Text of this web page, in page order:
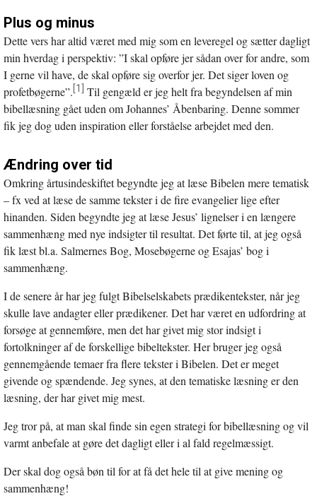
Plus og minus
Dette vers har altid været med mig som en leveregel og sætter dagligt
min hverdag i perspektiv: ”I skal opføre jer sådan over for andre, som
I gerne vil have, de skal opføre sig overfor jer. Det siger loven og
profetbøgerne”.[1] Til gengæld er jeg helt fra begyndelsen af min
bibellæsning gået uden om Johannes’ Åbenbaring. Denne sommer
fik jeg dog uden inspiration eller forståelse arbejdet med den.
Ændring over tid
Omkring årtusindeskiftet begyndte jeg at læse Bibelen mere tematisk
– fx ved at læse de samme tekster i de fire evangelier lige efter
hinanden. Siden begyndte jeg at læse Jesus’ lignelser i en længere
sammenhæng med nye indsigter til resultat. Det førte til, at jeg også
fik læst bl.a. Salmernes Bog, Mosebøgerne og Esajas’ bog i
sammenhæng.
I de senere år har jeg fulgt Bibelselskabets prædikentekster, når jeg
skulle lave andagter eller prædikener. Det har været en udfordring at
forsøge at gennemføre, men det har givet mig stor indsigt i
fortolkninger af de forskellige bibeltekster. Her bruger jeg også
gennemgående temaer fra flere tekster i Bibelen. Det er meget
givende og spændende. Jeg synes, at den tematiske læsning er den
læsning, der har givet mig mest.
Jeg tror på, at man skal finde sin egen strategi for bibellæsning og vil
varmt anbefale at gøre det dagligt eller i al fald regelmæssigt.
Der skal dog også bøn til for at få det hele til at give mening og
sammenhæng!